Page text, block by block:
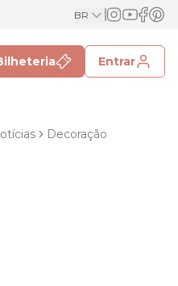
BR
Entrar
Decoração